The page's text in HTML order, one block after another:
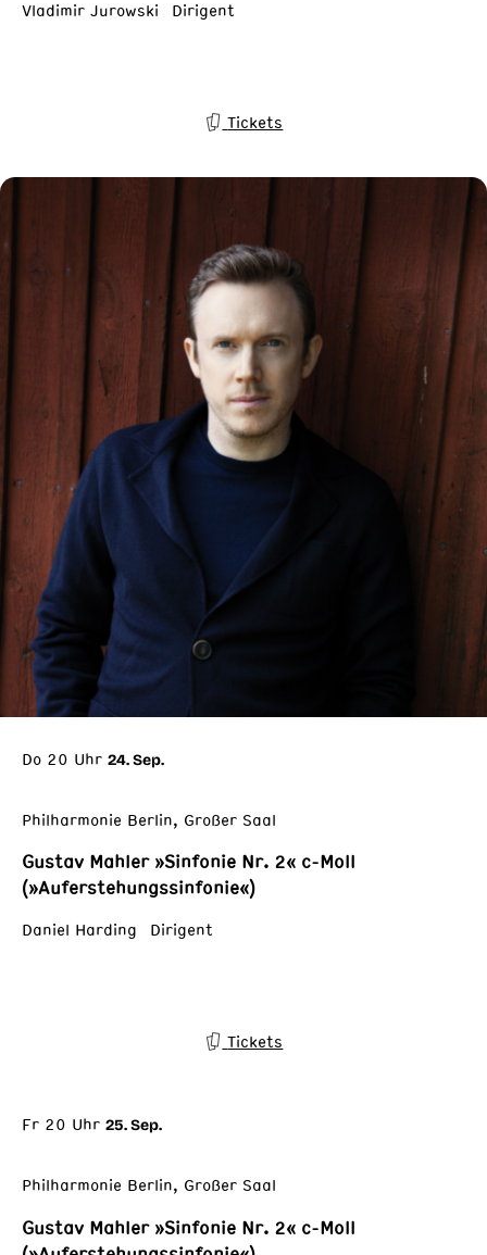
Vladimir Jurowski Dirigent
Tickets
Do 20 Uhr 24. Sep.
Philharmonie Berlin, Großer Saal
Gustav Mahler »Sinfonie Nr. 2« c-Moll
(»Auferstehungssinfonie«)
Daniel Harding Dirigent
Tickets
Fr 20 Uhr 25. Sep.
Philharmonie Berlin, Großer Saal
Gustav Mahler »Sinfonie Nr. 2« c-Moll